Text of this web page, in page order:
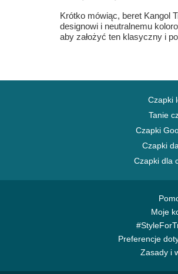
Krótko mówiąc, beret Kangol
designowi i neutralnemu
aby założyć ten klasyczny i
Czapki
Tanie
Czapki
Czapki
Czapki dla
Moje
Preferencje
Zasady i